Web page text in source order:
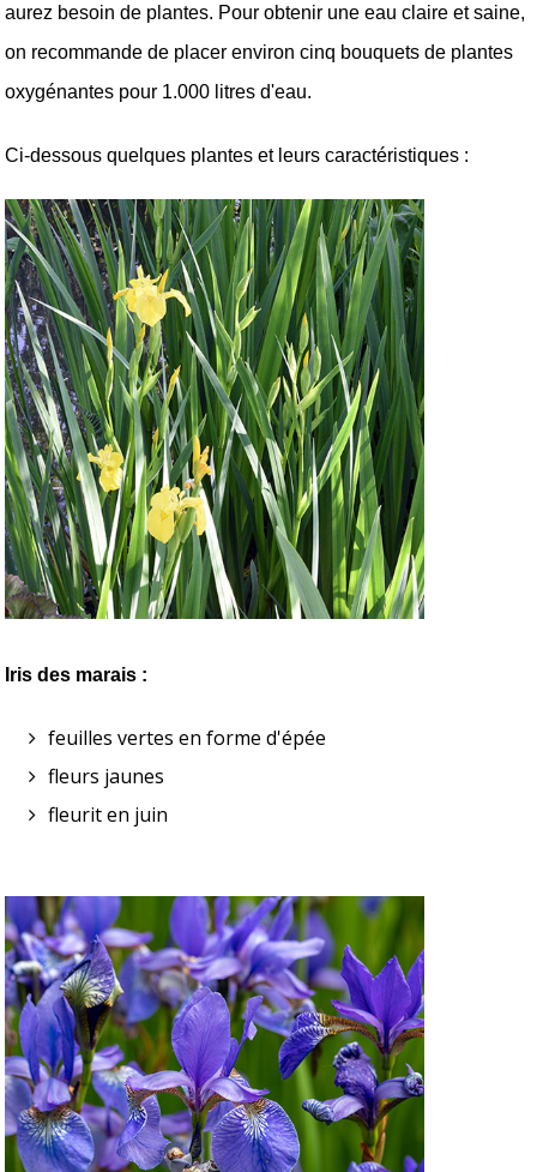
aurez besoin de plantes. Pour obtenir une eau claire et saine,
on recommande de placer environ cinq bouquets de plantes
oxygénantes pour 1.000 litres d'eau.
Ci-dessous quelques plantes et leurs caractéristiques :
Iris des marais :
feuilles vertes en forme d'épée
fleurs jaunes
fleurit en juin